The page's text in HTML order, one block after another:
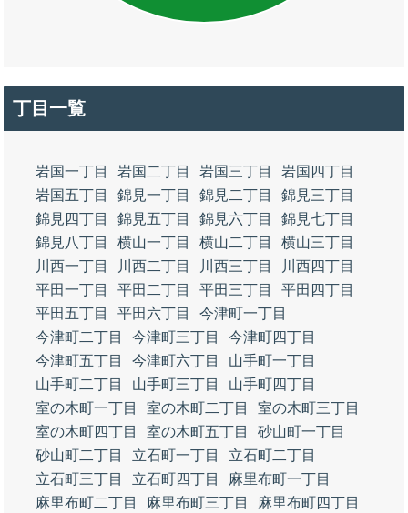
丁目一覧
岩国一丁目 岩国二丁目 岩国三丁目
岩国四丁目
岩国五丁目
錦見一丁目 錦見二丁目
錦見三丁目
錦見四丁目
錦見五丁目 錦見六丁目
錦見七丁目
錦見八丁目
横山一丁目 横山二丁目
横山三丁目
川西一丁目
川西二丁目 川西三丁目
川西四丁目
平田一丁目
平田二丁目 平田三丁目
平田四丁目
平田五丁目
平田六丁目
今津町一丁目
今津町二丁目
今津町三丁目
今津町四丁目
今津町五丁目
今津町六丁目
山手町一丁目
山手町二丁目
山手町三丁目
山手町四丁目
室の木町一丁目
室の木町二丁目
室の木町三丁目
室の木町四丁目
室の木町五丁目
砂山町一丁目
砂山町二丁目
立石町一丁目
立石町二丁目
立石町三丁目
立石町四丁目
麻里布町一丁目
麻里布町二丁目
麻里布町三丁目
麻里布町四丁目